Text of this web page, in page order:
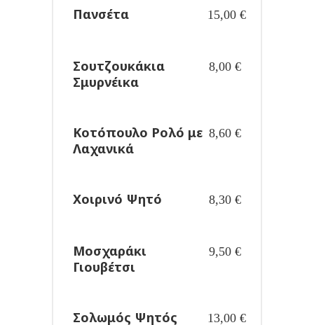
Πανσέτα 15,00 €
Σουτζουκάκια
Σμυρνέικα
8,00 €
Κοτόπουλο Ρολό με
Λαχανικά
8,60 €
Χοιρινό Ψητό 8,30 €
Μοσχαράκι
Γιουβέτσι
9,50 €
Σολωμός Ψητός 13,00 €